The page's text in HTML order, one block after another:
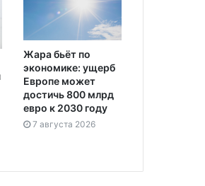
Жара бьёт по
экономике: ущерб
Европе может
достичь 800 млрд
евро к 2030 году
7 августа 2026